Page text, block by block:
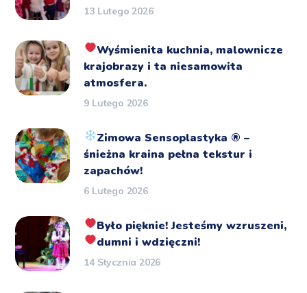
13 Lutego 2026
Wyśmienita kuchnia, malownicze
krajobrazy i ta niesamowita
atmosfera.
9 Lutego 2026
Zimowa Sensoplastyka ®️ –
śnieżna kraina pełna tekstur i
zapachów!
6 Lutego 2026
Było pięknie!Jesteśmy wzruszeni,
dumni i wdzięczni!
14 Stycznia 2026